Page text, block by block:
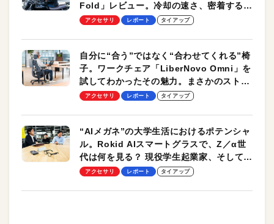
Fold」レビュー。冷却の速さ、密着する冷
却プレート、シンプルな操作性がグッド！
アクセサリ レポート タイアップ
自分に“合う”ではなく“合わせてくれる”椅
子。ワークチェア「LiberNovo Omni」を
試してわかったその魅力。まさかのストレ
ッチ機能も搭載
アクセサリ レポート タイアップ
“AIメガネ”の大学生活におけるポテンシャ
ル。Rokid AIスマートグラスで、Z／α世
代は何を見る？ 現役学生起業家、そして教
授による体験会レポート【PR】
アクセサリ レポート タイアップ